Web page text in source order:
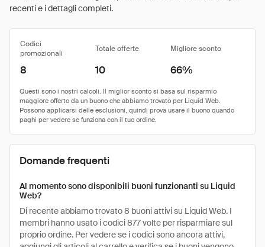
recenti e i dettagli completi.
Codici
promozionali
Totale offerte Migliore sconto
8 10 66%
Domande frequenti
Al momento sono disponibili buoni funzionanti su Liquid
Web?
Di recente abbiamo trovato 8 buoni attivi su Liquid Web. I
membri hanno usato i codici 877 volte per risparmiare sul
proprio ordine. Per vedere se i codici sono ancora attivi,